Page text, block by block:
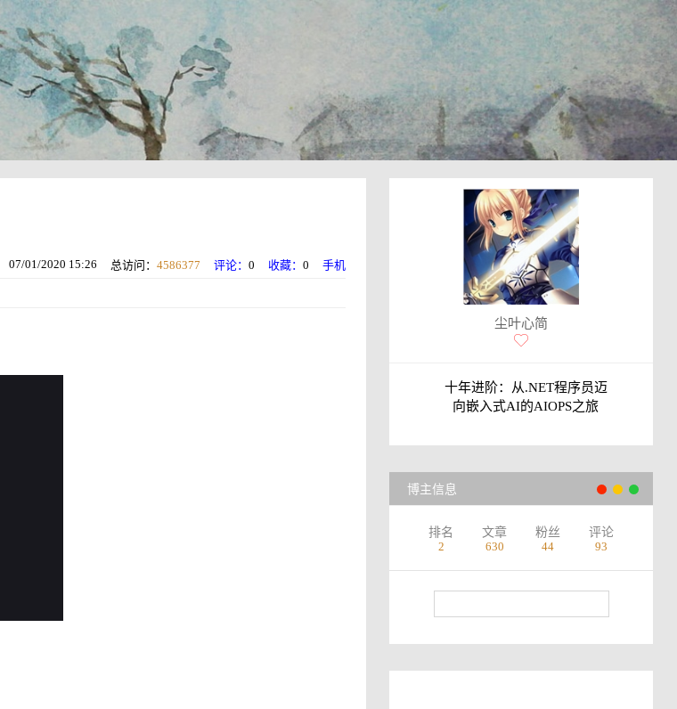
07/01/2020 15:26 总访问： 4586377 评论： 0 收藏： 0 手机
尘叶心简
十年进阶：从.NET程序员迈
向嵌入式AI的AIOPS之旅
博主信息
排名
2
文章
630
粉丝
44
评论
93